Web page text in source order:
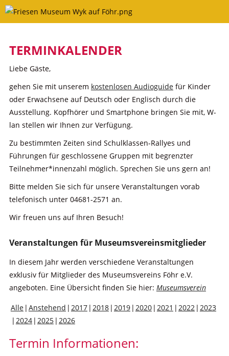
Skip
TERMINKALENDER
Liebe Gäste,
gehen Sie mit unserem kostenlosen Audioguidefür Kinder
oder Erwachsene auf Deutsch oder Englisch durch die
Ausstellung. Kopfhörer und Smartphone bringen Sie mit, W-
lan stellen wir Ihnen zur Verfügung.
Zu bestimmten Zeiten sind Schulklassen-Rallyes und
Führungen für geschlossene Gruppen mit begrenzter
Teilnehmer*innenzahl möglich. Sprechen Sie uns gern an!
Bitte melden Sie sich für unsere Veranstaltungen vorab
telefonisch unter 04681-2571 an.
Wir freuen uns auf Ihren Besuch!
Veranstaltungen für Museumsvereinsmitglieder
In diesem Jahr werden verschiedene Veranstaltungen
exklusiv für Mitglieder des Museumsvereins Föhr e.V.
angeboten. Eine Übersicht finden Sie hier: Museumsverein
Alle Anstehend 2017 2018 2019 2020 2021 2022
2023
2024 2025 2026
Termin Informationen: